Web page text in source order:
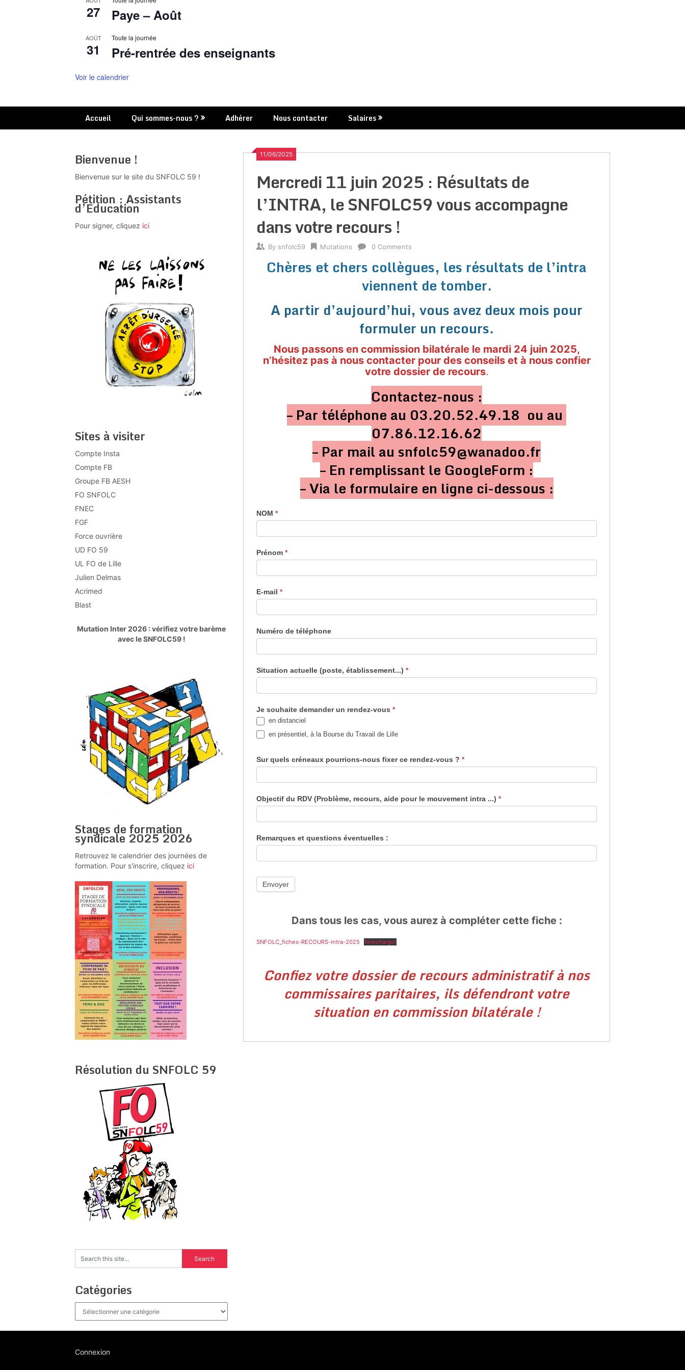
27 Paye – Août
AOÛT
31
Toute la journée
Pré-rentrée des enseignants
Voir le calendrier
Accueil Qui sommes-nous ? Adhérer Nous contacter Salaires
11/06/2025
Mercredi 11 juin 2025 : Résultats de
l’INTRA, le SNFOLC59 vous accompagne
dans votre recours !
By snfolc59 Mutations 0 Comments
Chères et chers collègues, les résultats de l’intra
viennent de tomber.
A partir d’aujourd’hui, vous avez deux mois pour
formuler un recours.
Nous passons en commission bilatérale le mardi 24 juin 2025,
n’hésitez pas à nous contacter pour des conseils et à nous confier
votre dossier de recours.
Contactez-nous :
– Par téléphone au 03.20.52.49.18 ou au
07.86.12.16.62
– Par mail au snfolc59@wanadoo.fr
– En remplissant le GoogleForm :
– Via le formulaire en ligne ci-dessous :
Mouvement
NOM *
Prénom *
E-mail *
Numéro de téléphone
Situation actuelle (poste, établissement...) *
Je souhaite demander un rendez-vous *
en distanciel
en présentiel, à la Bourse du Travail de Lille
Sur quels créneaux pourrions-nous fixer ce rendez-vous ? *
Objectif du RDV (Problème, recours, aide pour le mouvement intra ...) *
Remarques et questions éventuelles :
Envoyer
Dans tous les cas, vous aurez à compléter cette fiche :
SNFOLC_fiches-RECOURS-intra-2025 Télécharger
Confiez votre dossier de recours administratif à nos
commissaires paritaires, ils défendront votre
situation en commission bilatérale !
Bienvenue !
Bienvenue sur le site du SNFOLC 59 !
Pétition : Assistants
d’Education
Pour signer, cliquez ici
Sites à visiter
Compte Insta
Compte FB
Groupe FB AESH
FO SNFOLC
FNEC
FGF
Force ouvrière
UD FO 59
UL FO de Lille
Julien Delmas
Acrimed
Blast
Mutation Inter 2026 : vérifiez votre barème
avec le SNFOLC59 !
Stages de formation
syndicale 2025 2026
Retrouvez le calendrier des journées de
formation. Pour s'inscrire, cliquez ici
Résolution du SNFOLC 59
Catégories
Connexion